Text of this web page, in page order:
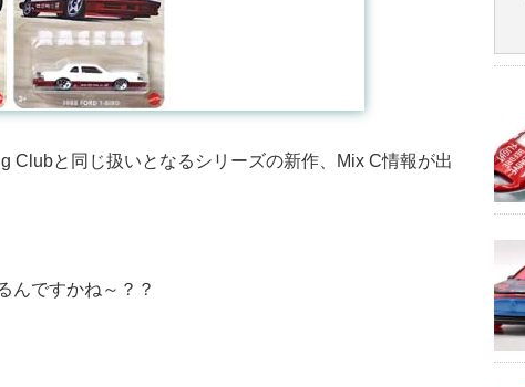
Clubと同じ扱いとなるシリーズの新作、Mix C情報が出
んですかね～？？